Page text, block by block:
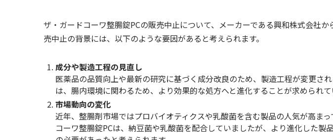
ザ・ガードコーワ整腸錠PCの販売中止について、メーカーである興和株式会社
売中止の背景には、以下のような要因があると考えられます。
成分や製造工程の見直し
医薬品の品質向上や最新の研究に基づく成分改良のため、製造工程が変更さ
は、腸内環境に関わるため、より効果的な処方へと進化することが求められて
市場動向の変化
近年、整腸剤市場ではプロバイオティクスや乳酸菌を含む製品の人気が高ま
コーワ整腸錠PCは、納豆菌や乳酸菌を配合していましたが、より進化した製